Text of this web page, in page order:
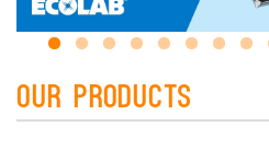
Our Products